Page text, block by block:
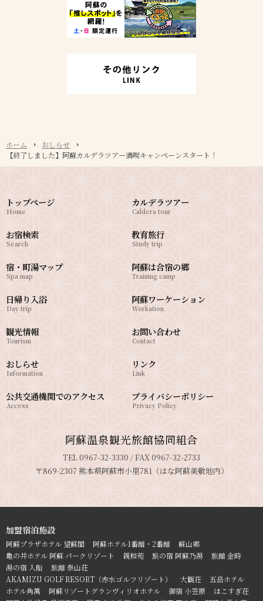
ホーム
おしらせ
【終了しました】阿蘇カルデラツアー満喫キャンペーンスタート！
トップページ
Home
お宿検索
Search
宿・町湯マップ
Spa map
日帰り入浴
Day trip
カルデラツアー
Caldera tour
教育旅行
Study trip
阿蘇は合宿の郷
Training camp
阿蘇ワーケーション
Workation
観光情報
Tourism
おしらせ
Information
公共交通機関でのアクセス
Access
お問い合わせ
Contact
リンク
Link
プライバシーポリシー
Privacy Policy
阿蘇温泉観光旅館協同組合
TEL 0967-32-3330 / FAX 0967-32-2733
〒869-2307 熊本県阿蘇市小里781（はな阿蘇美敷地内）
加盟宿泊施設
阿蘇プラザホテル 望蘇閣 阿蘇ホテル1番館・2番館
蘇山郷
亀の井ホテル 阿蘇 パークリゾート
親和苑 旅の宿 阿蘇乃湯
旅館 金時
湯の宿 入船
旅館 泰山荘
AKAMIZU GOLF RESORT（赤水ゴルフリゾート）
大観荘
五岳ホテル
ホテル角萬
阿蘇リゾートグランヴィリオホテル 御宿 小笠原
ほこすぎ荘